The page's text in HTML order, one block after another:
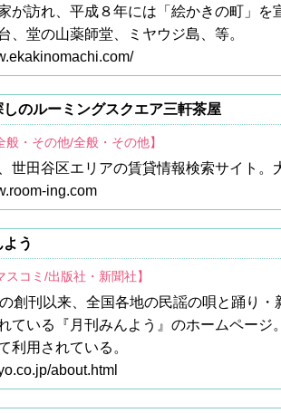
が訪れ、平成８年には「絵かきの町」
、堂の山薬師堂、ミヤウジ島、等。
しのルーミングスクエア三軒茶屋
般・その他/全般・その他】
世田谷区エリアの賃貸情報検索サイト。
ing.com
う
スコミ/出版社・新聞社】
創刊以来、全国各地の民謡の唄と踊り
ている『月刊みんよう』のホームペー
利用されている。
about.html